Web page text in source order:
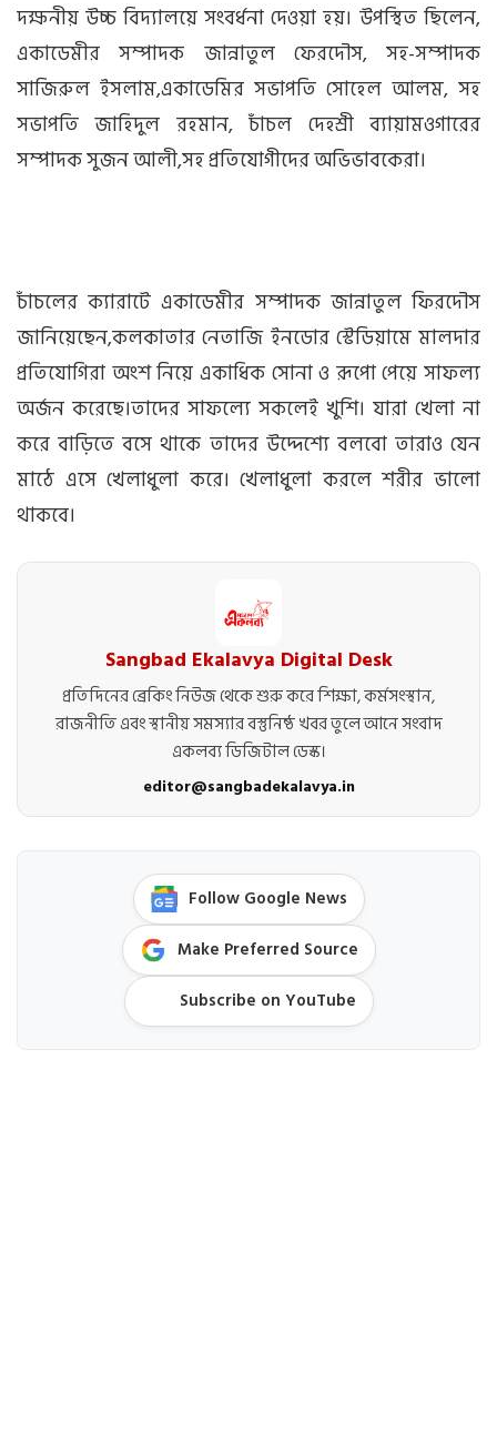
দক্ষনীয় উচ্চ বিদ্যালয়ে সংবর্ধনা দেওয়া হয়। উপস্থিত ছিলেন,
একাডেমীর সম্পাদক জান্নাতুল ফেরদৌস, সহ-সম্পাদক
সাজিরুল ইসলাম,একাডেমির সভাপতি সোহেল আলম, সহ
সভাপতি জাহিদুল রহমান, চাঁচল দেহশ্রী ব্যায়ামওগারের
সম্পাদক সুজন আলী,সহ প্রতিযোগীদের অভিভাবকেরা।
চাঁচলের ক্যারাটে একাডেমীর সম্পাদক জান্নাতুল ফিরদৌস
জানিয়েছেন,কলকাতার নেতাজি ইনডোর স্টেডিয়ামে মালদার
প্রতিযোগিরা অংশ নিয়ে একাধিক সোনা ও রূপো পেয়ে সাফল্য
অর্জন করেছে।তাদের সাফল্যে সকলেই খুশি। যারা খেলা না
করে বাড়িতে বসে থাকে তাদের উদ্দেশ্যে বলবো তারাও যেন
মাঠে এসে খেলাধুলা করে। খেলাধুলা করলে শরীর ভালো
থাকবে।
Sangbad Ekalavya Digital Desk
প্রতিদিনের ব্রেকিং নিউজ থেকে শুরু করে শিক্ষা, কর্মসংস্থান,
রাজনীতি এবং স্থানীয় সমস্যার বস্তুনিষ্ঠ খবর তুলে আনে সংবাদ
একলব্য ডিজিটাল ডেস্ক।
editor@sangbadekalavya.in
Follow Google News
Make Preferred Source
Subscribe on YouTube